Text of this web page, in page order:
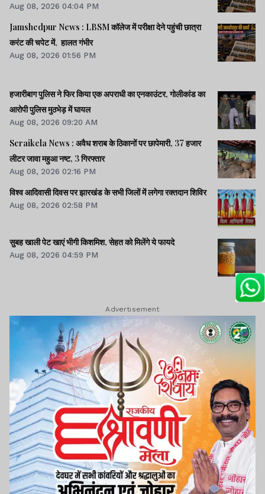
Aug 08, 2026 04:04 PM
Jamshedpur News : LBSM कॉलेज में परीक्षा देने पहुंची छात्रा
करंट की चपेट में, हालत गंभीर
Aug 08, 2026 01:56 PM
हजारीबाग पुलिस ने फिर किया एक अपराधी का एनकाउंटर, गोलीकांड का
आरोपी पुलिस मुठभेड़ में घायल
Aug 08, 2026 09:20 AM
Seraikela News : अवैध शराब के ठिकानों पर छापेमारी, 37 हजार
लीटर जावा महुआ नष्ट, 3 गिरफ्तार
Aug 08, 2026 02:16 PM
विश्व आदिवासी दिवस पर झारखंड के सभी जिलों में लगेगा रक्तदान शिविर
Aug 08, 2026 02:58 PM
सुबह खाली पेट खाएं भीगी किशमिश, सेहत को मिलेंगे ये फायदे
Aug 08, 2026 04:59 PM
Advertisement